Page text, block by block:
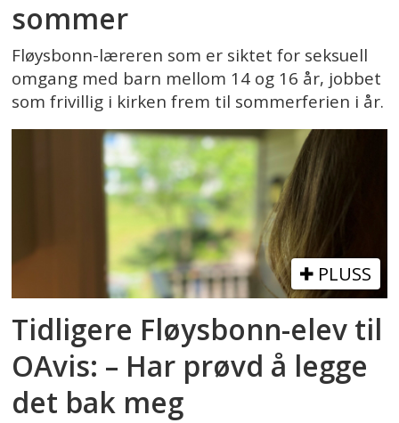
sommer
Fløysbonn-læreren som er siktet for seksuell
omgang med barn mellom 14 og 16 år, jobbet
som frivillig i kirken frem til sommerferien i år.
PLUSS
Tidligere Fløysbonn-elev til
OAvis: – Har prøvd å legge
det bak meg